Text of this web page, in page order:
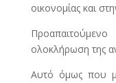
οικονομίας και
ολοκλήρωση της
Αυτό όμως που